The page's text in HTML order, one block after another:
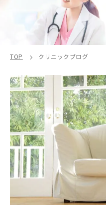
TOP クリニックブログ